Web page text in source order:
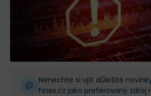
Nenechte si ujít důležité
Finex.cz jako preferovaný zdroj